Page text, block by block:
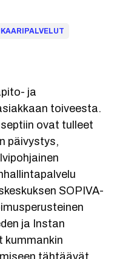
ja
toiveesta.
ovat tulleet
päivystys,
SOPIVA-
ja Instan
kummankin
tähtäävät